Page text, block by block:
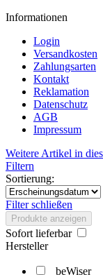
Informationen
Login
Versandkosten
Zahlungsarten
Kontakt
Reklamation
Datenschutz
AGB
Impressum
Weitere Artikel in
Filtern
Sortierung:
Filter schließen
Produkte anzeigen
Sofort lieferbar
Hersteller
beWiser